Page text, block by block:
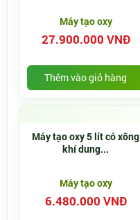
Máy tạo oxy
27.900.000 VNĐ
Thêm vào giỏ hàng
Máy tạo oxy 5 lít có xông
khí dung...
Máy tạo oxy
6.480.000 VNĐ